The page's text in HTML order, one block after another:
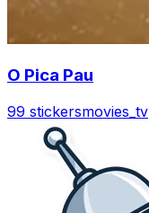
O Pica Pau
99 stickersmovies_tv